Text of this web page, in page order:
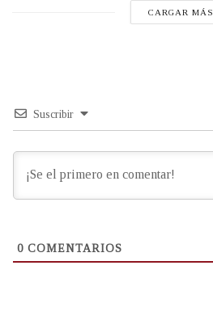
CARGAR MÁS
Suscribir
0 COMENTARIOS